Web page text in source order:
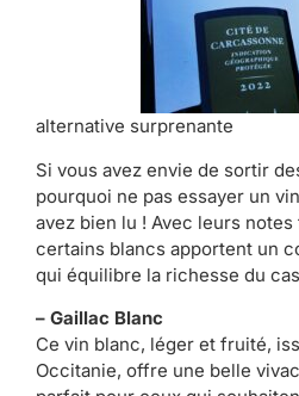
alternative surprenante
Si vous avez envie de sortir
pourquoi ne pas essayer un
avez bien lu ! Avec leurs
certains blancs apportent un
qui équilibre la richesse du
– Gaillac Blanc
Ce vin blanc, léger et fruité,
Occitanie, offre une belle